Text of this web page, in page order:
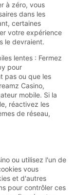
à zéro, vous
dans les
certaines
votre expérience
le devraient.
lentes : Fermez
pour
pas ou que les
Casino,
mobile. Si la
réactivez les
de réseau,
ou utilisez l'un de
vous
et d'autres
pour contrôler ces